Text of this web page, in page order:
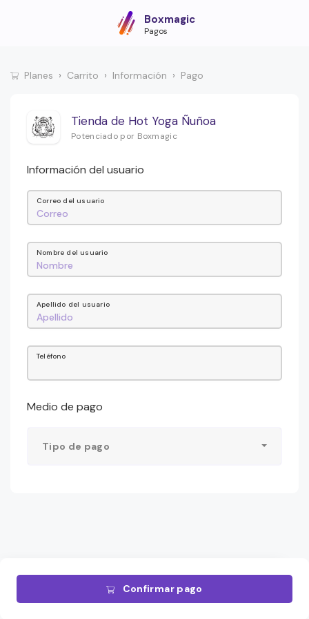
Boxmagic
Pagos
Planes Carrito Información Pago
Tienda de Hot Yoga Ñuñoa
Potenciado por Boxmagic
Información del usuario
Correo del usuario
Nombre del usuario
Apellido del usuario
Teléfono
Medio de pago
Tipo de pago
Confirmar pago